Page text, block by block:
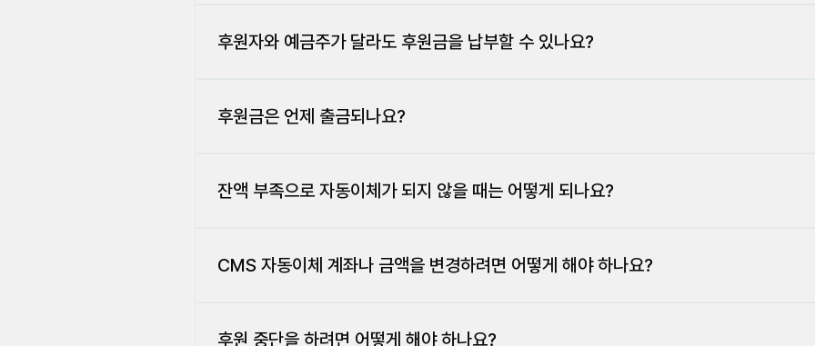
신청하시면 약 10일 정도의 기간이 지난 후에 출금처리 됩니다. 출금 이체일은 매월 10일, 25일이며 이
후원자와 예금주가 달라도 후원금을 납부할 수 있나요?
의 계좌로 후원금을 납부하실 수 있습니다.
후원금은 언제 출금되나요?
에 납부가 이루어지지 않은 경우, 자동으로 재출금되지 않습니다.
잔액 부족으로 자동이체가 되지 않을 때는 어떻게 되나요?
않습니다.
CMS 자동이체 계좌나 금액을 변경하려면 어떻게 해야 하나요?
후원 중단을 하려면 어떻게 해야 하나요?